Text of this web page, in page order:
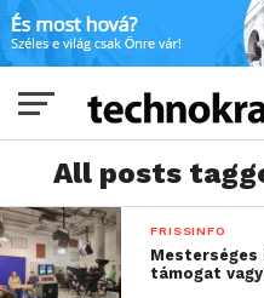
All posts
FRISSINFO
Mesterséges
támogat